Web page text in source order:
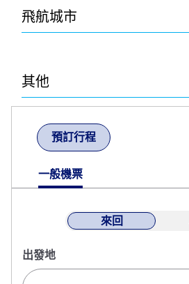
飛航城市
其他
預訂行程
一般機票
來回
出發地